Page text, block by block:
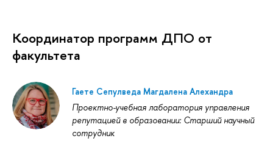
Координатор программ ДПО от
факультета
Гаете Сепулведа Магдалена Алехандра
Проектно-учебная лаборатория управления
репутацией в образовании: Старший научный
сотрудник